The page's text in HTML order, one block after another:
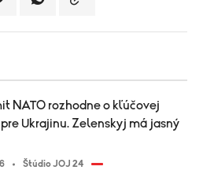
Ukrajinu. Zelenskyj má jasný
Štúdio JOJ 24